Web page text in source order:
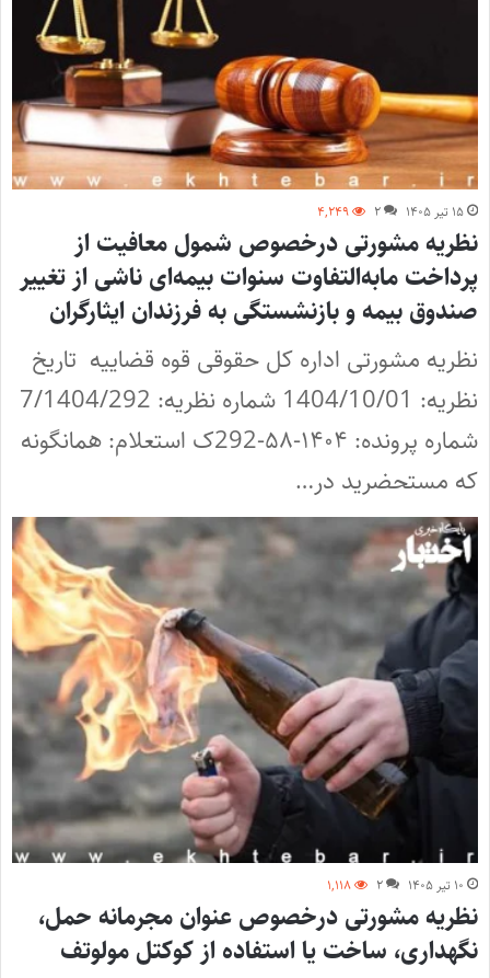
۱۵ تیر ۱۴۰۵ ۲ ۴,۲۴۹
نظریه مشورتی درخصوص شمول معافیت از
پرداخت مابه‌التفاوت سنوات بیمه‌ای ناشی از تغییر
صندوق بیمه‌ و بازنشستگی به فرزندان ایثارگران
نظریه مشورتی اداره کل حقوقی قوه قضاییه تاریخ
نظریه: 1404/10/01 شماره نظریه: 7/1404/292
شماره پرونده: ۱۴۰۴-۵۸-292ک استعلام: همانگونه
که مستحضرید در…
۱۰ تیر ۱۴۰۵ ۲ ۱,۱۱۸
نظریه مشورتی درخصوص عنوان مجرمانه حمل،
نگهداری، ساخت یا استفاده از کوکتل مولوتف